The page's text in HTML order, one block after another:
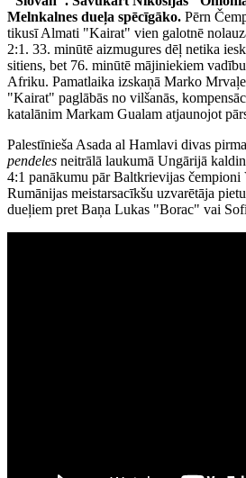
Melnkalnes dueļa spēcīgāko. Pērn
tikusī Almati "Kairat" vien galotnē
2:1. 33. minūtē aizmugures dēļ netika
sitiens, bet 76. minūtē mājiniekiem
Afriku. Pamatlaika izskaņā Marko
"Kairat" paglābās no vilšanās,
katalānim Markam Gualam atjaunojot
Palestīnieša Asada al Hamlavi divas
pendeles neitrālā laukumā Ungārijā
4:1 panākumu pār Baltkrievijas
Rumānijas meistarsacīkšu uzvarētāja
dueļiem pret Baņa Lukas "Borac" vai